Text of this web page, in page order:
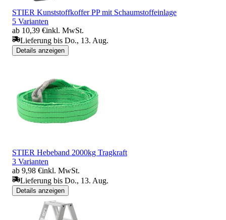
STIER Kunststoffkoffer PP mit Schaumstoffeinlage
5 Varianten
ab 10,39 €inkl. MwSt.
Lieferung bis Do., 13. Aug.
Details anzeigen
STIER Hebeband 2000kg Tragkraft
3 Varianten
ab 9,98 €inkl. MwSt.
Lieferung bis Do., 13. Aug.
Details anzeigen